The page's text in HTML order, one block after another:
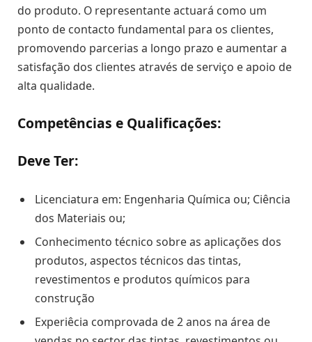
do produto. O representante actuará como um
ponto de contacto fundamental para os clientes,
promovendo parcerias a longo prazo e aumentar a
satisfação dos clientes através de serviço e apoio de
alta qualidade.
Competências e Qualificações:
Deve Ter:
Licenciatura em: Engenharia Química ou; Ciência
dos Materiais ou;
Conhecimento técnico sobre as aplicações dos
produtos, aspectos técnicos das tintas,
revestimentos e produtos químicos para
construção
Experiêcia comprovada de 2 anos na área de